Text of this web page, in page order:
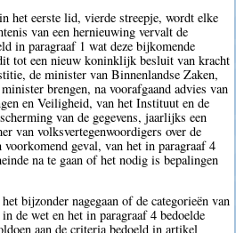
het eerste lid, vierde streepje, wordt elke
van een hernieuwing vervalt de
in paragraaf 1 wat deze bijkomende
tot een nieuw koninklijk besluit van kracht
de minister van Binnenlandse Zaken,
brengen, na voorafgaand advies van
en Veiligheid, van het Instituut en de
van de gegevens, jaarlijks een
van volksvertegenwoordigers over de
geval, van het in paragraaf 4
na te gaan of het nodig is bepalingen
bijzonder nagegaan of de categorieën van
de wet en het in paragraaf 4 bedoelde
aan de criteria bedoeld in artikel